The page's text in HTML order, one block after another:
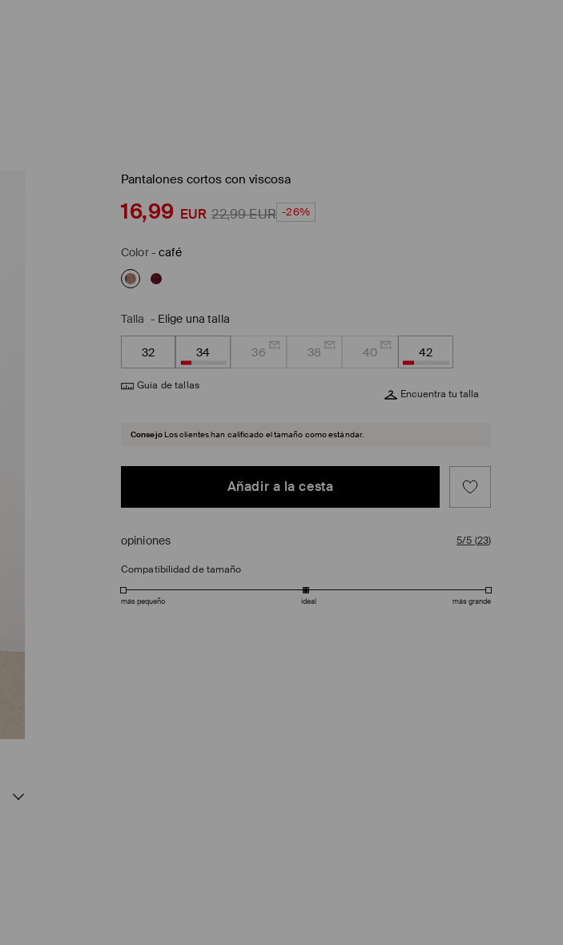
Pantalones cortos con viscosa
16,99 EUR 22,99EUR -26%
Color-café
Talla - Elige una talla
32 34 36 38 40 42
Guía de tallas
Encuentra tu talla
Consejo Los clientes han calificado el tamaño como estándar.
Añadir a la cesta
opiniones 5/5 (23)
Compatibilidad de tamaño
más pequeño ideal más grande